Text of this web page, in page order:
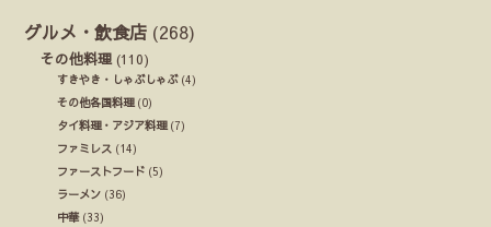
グルメ・飲食店 (268)
その他料理 (110)
すきやき・しゃぶしゃぶ(4)
その他各国料理(0)
タイ料理・アジア料理(7)
ファミレス (14)
ファーストフード (5)
ラーメン (36)
中華(33)